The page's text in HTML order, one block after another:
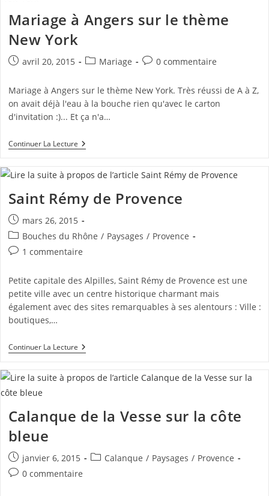
Mariage à Angers sur le thème
New York
Publication
avril 20, 2015
PostMariage
Commentaires
publication :
0 commentaire
Mariage à Angers sur le thème New York. Très réussi de A à Z,
on avait déjà l'eau à la bouche rien qu'avec le carton
d'invitation :)... Et ça n'a…
Continuer La LectureMariage
À
Sur
Le
Thème
New
York
Saint Rémy de Provence
Publication
publiée :
mars 26, 2015
Post
category:
Bouches du Rhône / Paysages / Provence
Commentaires
la
publication :
1 commentaire
Petite capitale des Alpilles, Saint Rémy de Provence est une
petite ville avec un centre historique charmant mais
également avec des sites remarquables à ses alentours : Ville :
boutiques,…
Continuer La LectureSaint
Rémy
Provence
Calanque de la Vesse sur la côte
bleue
Publication
publiée :
janvier 6, 2015
PostCalanque / Paysages / Provence
Commentaires
0 commentaire